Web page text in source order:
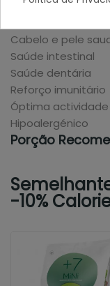
Previne doenças
Cabelo e pele
Saúde intestinal
Saúde dentária
Reforço imunitário
Óptima
Hipoalergénico
Porção
-10%